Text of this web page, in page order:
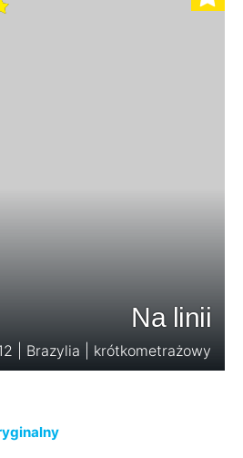
Na linii
| Brazylia | krótkometrażowy